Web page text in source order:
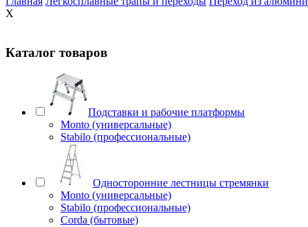
X
Каталог товаров
Подставки и рабочие платформы
Monto (универсальные)
Stabilo (профессиональные)
Односторонние лестницы стремянки
Monto (универсальные)
Stabilo (профессиональные)
Corda (бытовые)